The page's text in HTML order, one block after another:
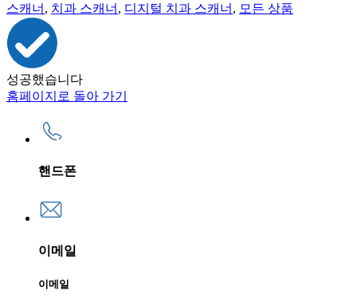
스캐너 , 치과 스캐너 , 디지털 치과 스캐너 , 모든 상품
성공했습니다
홈페이지로 돌아 가기
핸드폰
이메일
이메일